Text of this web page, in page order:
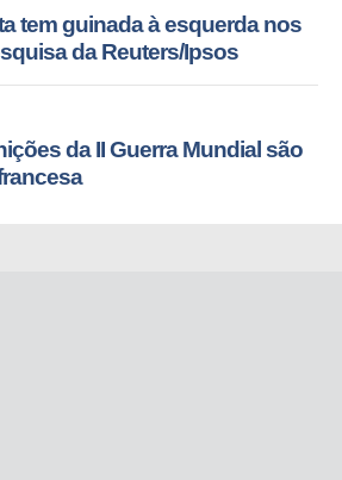
tem guinada à esquerda nos
da Reuters/Ipsos
da II Guerra Mundial são